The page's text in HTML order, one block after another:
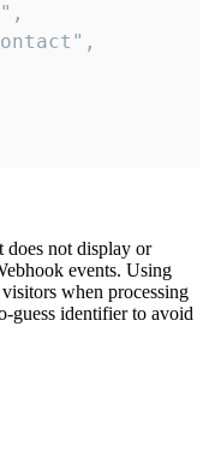
does not display or
events. Using
when processing
guess identifier to avoid